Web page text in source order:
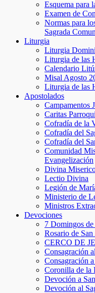
Esquema para
Examen de
Normas para
Sagrada
Liturgia
Liturgia
Liturgia de las
Calendario
Misal Agosto
Liturgia de las
Apostolados
Campamentos
Caritas
Cofradía de la
Cofradía del
Cofradía del
Comunidad
Evangelización
Divina
Lectio Divina
Legión de
Ministerio de
Ministros
Devociones
7 Domingos de
Rosario de San
CERCO DE
Consagración
Consagración
Coronilla de la
Devoción a
Devoción al